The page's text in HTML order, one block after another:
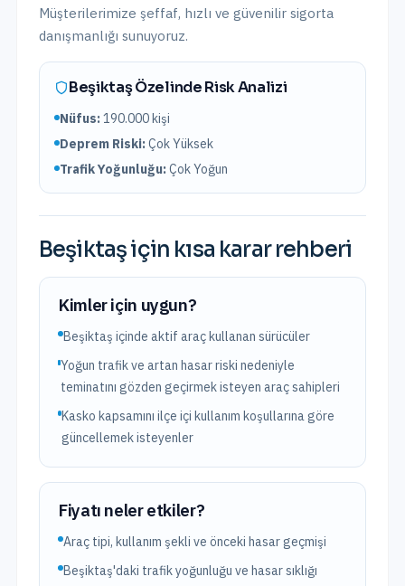
Müşterilerimize şeffaf, hızlı ve güvenilir sigorta
danışmanlığı sunuyoruz.
BeşiktaşÖzelinde Risk Analizi
Nüfus:190.000kişi
Deprem Riski:Çok Yüksek
Trafik Yoğunluğu:Çok Yoğun
Beşiktaşiçin kısa karar rehberi
Kimler için uygun?
Beşiktaş içinde aktif araç kullanan sürücüler
Yoğun trafik ve artan hasar riski nedeniyle
teminatını gözden geçirmek isteyen araç sahipleri
Kasko kapsamını ilçe içi kullanım koşullarına göre
güncellemek isteyenler
Fiyatı neler etkiler?
Araç tipi, kullanım şekli ve önceki hasar geçmişi
Beşiktaş'daki trafik yoğunluğu ve hasar sıklığı